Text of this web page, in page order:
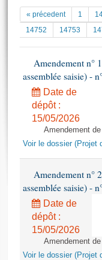
Documents
Projets de loi
Propositions de loi
Amendements
Textes adoptés
Rapports
Rapports d'enquête
Rapports sur
Baromètre de
Dossiers législatifs
Budget et sécurité
Questions écrites
Documents de
( Constitution |
Histoire
Juniors
Anciennes
Liens vers les
La Bibliothèque
Les archives
Photos libres
« précedent 1
14752
14753
Amendement n°
assemblée saisie) -
Date de
dépôt :
15/05/2026
Amendement
Voir le dossier (Projet
Amendement n°
assemblée saisie) -
Date de
dépôt :
15/05/2026
Amendement
Voir le dossier (Projet